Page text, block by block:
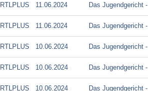
RTLPLUS 11.06.2024 Das Jugendgericht -
RTLPLUS 11.06.2024 Das Jugendgericht -
RTLPLUS 10.06.2024 Das Jugendgericht -
RTLPLUS 10.06.2024 Das Jugendgericht -
RTLPLUS 10.06.2024 Das Jugendgericht -